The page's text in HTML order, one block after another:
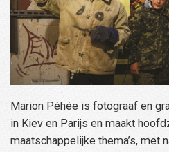
Marion Péhée is fotograaf en
in Kiev en Parijs en maakt
maatschappelijke thema’s, met